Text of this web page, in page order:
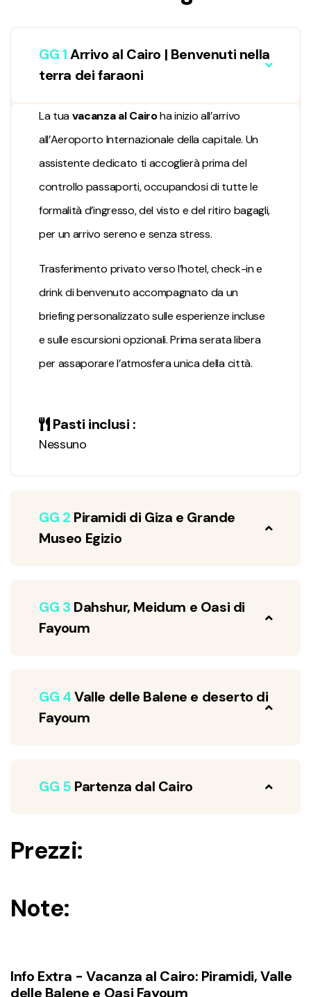
GG 1Arrivo al Cairo | Benvenuti nella
terra dei faraoni
La tuavacanza al Cairoha inizio all’arrivo
all’Aeroporto Internazionale della capitale. Un
assistente dedicato ti accoglierà prima del
controllo passaporti, occupandosi di tutte le
formalità d’ingresso, del visto e del ritiro bagagli,
per un arrivo sereno e senza stress.
Trasferimento privato verso l’hotel, check-in e
drink di benvenuto accompagnato da un
briefing personalizzato sulle esperienze incluse
e sulle escursioni opzionali. Prima serata libera
per assaporare l’atmosfera unica della città.
Pasti inclusi :
Nessuno
GG 2 Piramidi di Giza e Grande
Museo Egizio
GG 3 Dahshur, Meidum e Oasi di
Fayoum
GG 4Valle delle Balene e deserto di
Fayoum
GG 5 Partenza dal Cairo
Prezzi:
Note:
Info Extra - Vacanza al Cairo: Piramidi, Valle
delle Balene e Oasi Fayoum